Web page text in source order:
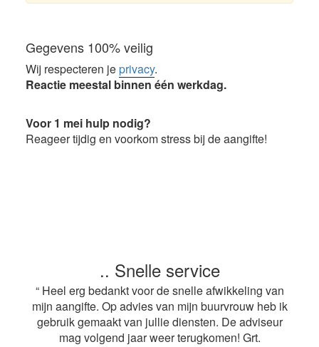
Gegevens 100% veilig
Wij respecteren jeprivacy.
Reactie meestal binnen één werkdag.
Voor 1 mei hulp nodig?
Reageer tijdig en voorkom stress bij de aangifte!
.. Snelle service
“ Heel erg bedankt voor de snelle afwikkeling van
mijn aangifte. Op advies van mijn buurvrouw heb ik
gebruik gemaakt van jullie diensten. De adviseur
mag volgend jaar weer terugkomen! Grt.